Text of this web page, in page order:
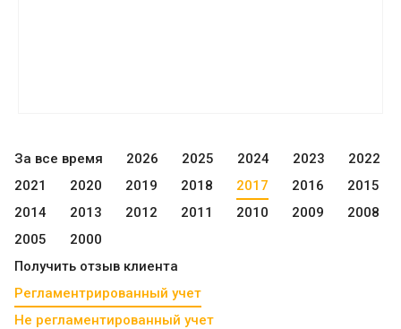
За все время 2026 2025 2024 2023
2022
2021
2020 2019 2018 2017 2016
2015
2014
2013 2012 2011 2010 2009
2008
2005
2000
Получить отзыв клиента
Регламентрированный учет
Не регламентированный учет